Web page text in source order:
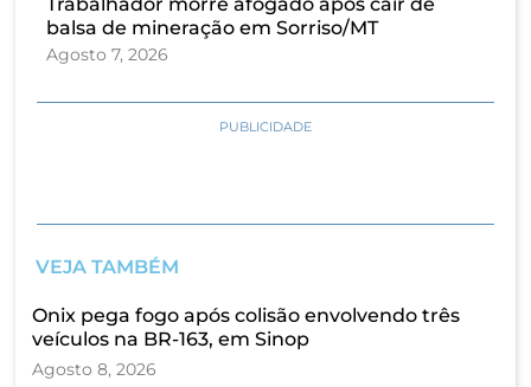
balsa de mineração em Sorriso/MT
Agosto 7, 2026
PUBLICIDADE
VEJA TAMBÉM
Onix pega fogo após colisão envolvendo três
veículos na BR-163, em Sinop
Agosto 8, 2026